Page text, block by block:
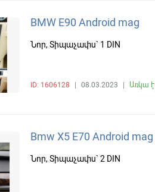
BMW E90 Android mag
Նոր, Տիպաչափս` 1 DIN
ID: 1606128 08.03.2023 Առկա է
Bmw X5 E70 Android mag
Նոր, Տիպաչափս` 2 DIN